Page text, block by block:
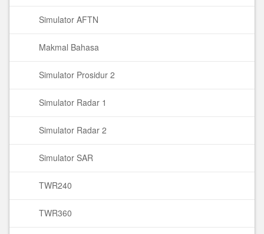
Simulator AFTN
Makmal Bahasa
Simulator Prosidur 2
Simulator Radar 1
Simulator Radar 2
Simulator SAR
TWR240
TWR360